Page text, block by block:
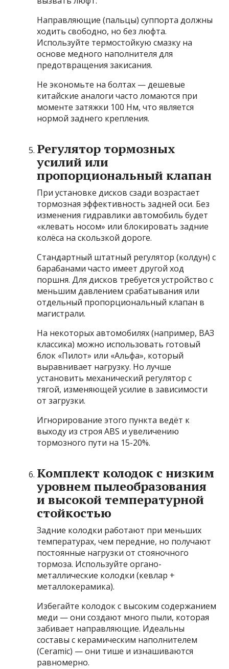
Направляющие (пальцы) суппорта должны
ходить свободно, но без люфта.
Используйте термостойкую смазку на
основе медного наполнителя для
предотвращения закисания.
Не экономьте на болтах — дешевые
китайские аналоги часто ломаются при
моменте затяжки 100 Нм, что является
нормой заднего крепления.
Регулятор тормозных
усилий или
пропорциональный клапан
При установке дисков сзади возрастает
тормозная эффективность задней оси. Без
изменения гидравлики автомобиль будет
«клевать носом» или блокировать задние
колёса на скользкой дороге.
Стандартный штатный регулятор (колдун) с
барабанами часто имеет другой ход
поршня. Для дисков требуется устройство с
меньшим давлением срабатывания или
отдельный пропорциональный клапан в
магистрали.
На некоторых автомобилях (например, ВАЗ
классика) можно использовать готовый
блок «Пилот» или «Альфа», который
выравнивает нагрузку. Но лучше
установить механический регулятор с
тягой, изменяющей усилие в зависимости
от загрузки.
Игнорирование этого пункта ведёт к
выходу из строя ABS и увеличению
тормозного пути на 15-20%.
Комплект колодок с низким
уровнем пылеобразования
и высокой температурной
стойкостью
Задние колодки работают при меньших
температурах, чем передние, но получают
постоянные нагрузки от стояночного
тормоза. Используйте органо-
металлические колодки (кевлар +
металлокерамика).
Избегайте колодок с высоким содержанием
меди — они создают много пыли, которая
забивает направляющие. Идеальны
составы с керамическим наполнителем
(Ceramic) — они тише и изнашиваются
равномерно.